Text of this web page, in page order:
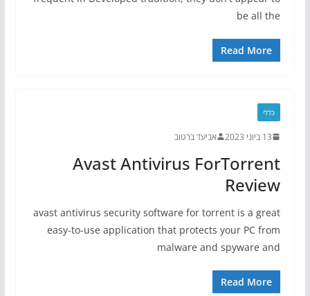
be all the
Read More
כללי
13 ביוני 2023 אביעד ברטוב
Avast Antivirus ForTorrent
Review
avast antivirus security software for torrent is a great
easy-to-use application that protects your PC from
malware and spyware and
Read More